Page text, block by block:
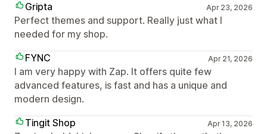
Gripta
Apr 23, 2026
Perfect themes and support. Really just what I
needed for my shop.
FYNC
Apr 21, 2026
I am very happy with Zap. It offers quite few
advanced features, is fast and has a unique and
modern design.
Tingit Shop
Apr 13, 2026